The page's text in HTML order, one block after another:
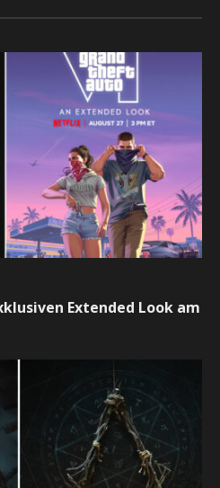
Extended Look am